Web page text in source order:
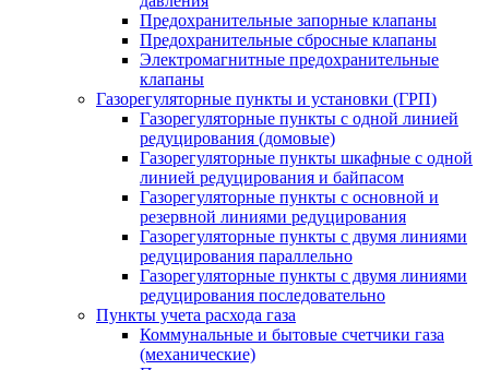
Предохранительные запорные клапаны
Предохранительные сбросные клапаны
Электромагнитные предохранительные
клапаны
Газорегуляторные пункты и установки (ГРП)
Газорегуляторные пункты с одной линией
редуцирования (домовые)
Газорегуляторные пункты шкафные с одной
линией редуцирования и байпасом
Газорегуляторные пункты с основной и
резервной линиями редуцирования
Газорегуляторные пункты с двумя линиями
редуцирования параллельно
Газорегуляторные пункты с двумя линиями
редуцирования последовательно
Пункты учета расхода газа
Коммунальные и бытовые счетчики газа
(механические)